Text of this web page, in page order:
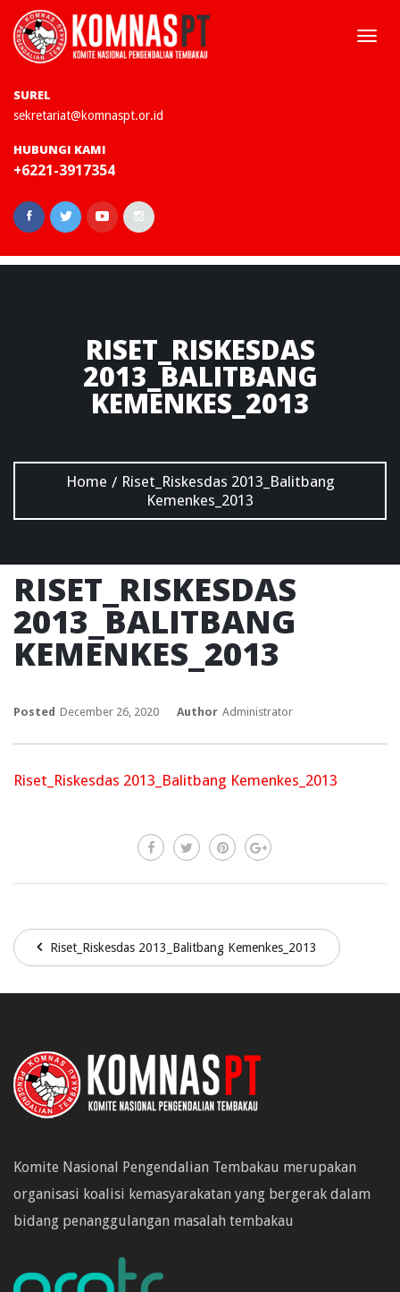
SUREL
sekretariat@komnaspt.or.id
HUBUNGI KAMI
+6221-3917354
RISET_RISKESDAS
2013_BALITBANG
KEMENKES_2013
Home / Riset_Riskesdas 2013_Balitbang
Kemenkes_2013
RISET_RISKESDAS
2013_BALITBANG
KEMENKES_2013
Posted December 26, 2020 Author Administrator
Riset_Riskesdas 2013_Balitbang Kemenkes_2013
Riset_Riskesdas 2013_Balitbang Kemenkes_2013
Komite Nasional Pengendalian Tembakau merupakan
organisasi koalisi kemasyarakatan yang bergerak dalam
bidang penanggulangan masalah tembakau